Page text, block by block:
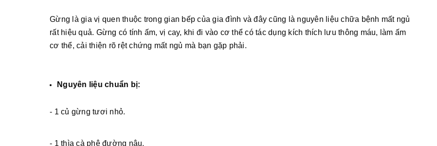
Gừng là gia vị quen thuộc trong gian bếp của gia đình và đây cũng là nguyên liệu chữa bệnh mất ngủ
rất hiệu quả. Gừng có tính ấm, vị cay, khi đi vào cơ thể có tác dụng kích thích lưu thông máu, làm ấm
cơ thể, cải thiện rõ rệt chứng mất ngủ mà bạn gặp phải.
Nguyên liệu chuẩn bị:
- 1 củ gừng tươi nhỏ.
- 1 thìa cà phê đường nâu.